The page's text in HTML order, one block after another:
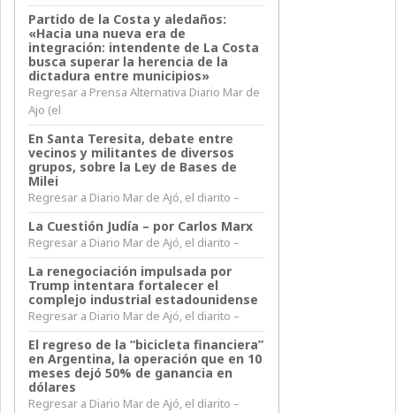
Partido de la Costa y aledaños:
«Hacia una nueva era de
integración: intendente de La Costa
busca superar la herencia de la
dictadura entre municipios»
Regresar a Prensa Alternativa Diario Mar de
Ajo (el
En Santa Teresita, debate entre
vecinos y militantes de diversos
grupos, sobre la Ley de Bases de
Milei
Regresar a Diario Mar de Ajó, el diarito –
La Cuestión Judía – por Carlos Marx
Regresar a Diario Mar de Ajó, el diarito –
La renegociación impulsada por
Trump intentara fortalecer el
complejo industrial estadounidense
Regresar a Diario Mar de Ajó, el diarito –
El regreso de la “bicicleta financiera”
en Argentina, la operación que en 10
meses dejó 50% de ganancia en
dólares
Regresar a Diario Mar de Ajó, el diarito –